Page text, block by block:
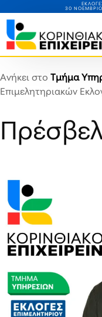
30
Ανήκει στο Τμήμα
Επιμελητηριακών